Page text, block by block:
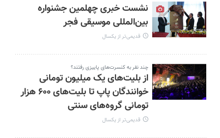
نشست خبری چهلمین جشنواره
بین‌المللی موسیقی فجر
قدیمی‌تر از یکسال
چند نفر به کنسرت‌های پاییزی رفتند؟
از بلیت‌های یک میلیون تومانی
خوانندگان پاپ تا بلیت‌های ۶۰۰ هزار
تومانی گروه‌های سنتی
قدیمی‌تر از یکسال